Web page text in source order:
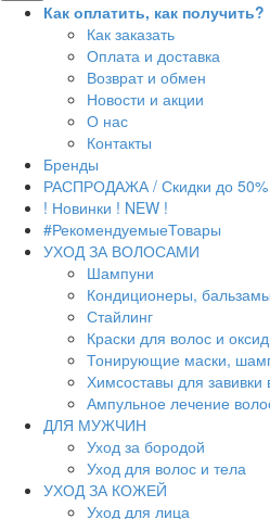
Как оплатить, как получить?
Как заказать
Оплата и доставка
Возврат и обмен
Новости и акции
О нас
Контакты
Бренды
РАСПРОДАЖА / Скидки до 50%
! Новинки ! NEW !
#РекомендуемыеТовары
УХОД ЗА ВОЛОСАМИ
Шампуни
Кондиционеры,
Стайлинг
Краски для волос и
Тонирующие маски,
Химсоставы для завивки
Ампульное лечение
ДЛЯ МУЖЧИН
Уход за бородой
Уход для волос и тела
УХОД ЗА КОЖЕЙ
Уход для лица